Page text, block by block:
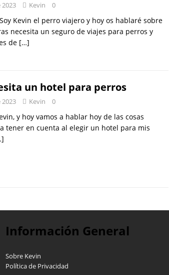
Kevin 0
Kevin el perro viajero y hoy os hablaré sobre
necesita un seguro de viajes para perros y
de […]
un hotel para perros
2023 Kevin 0
y hoy vamos a hablar hoy de las cosas
tener en cuenta al elegir un hotel para mis
Información General
Sobre Kevin
Política de Privacidad